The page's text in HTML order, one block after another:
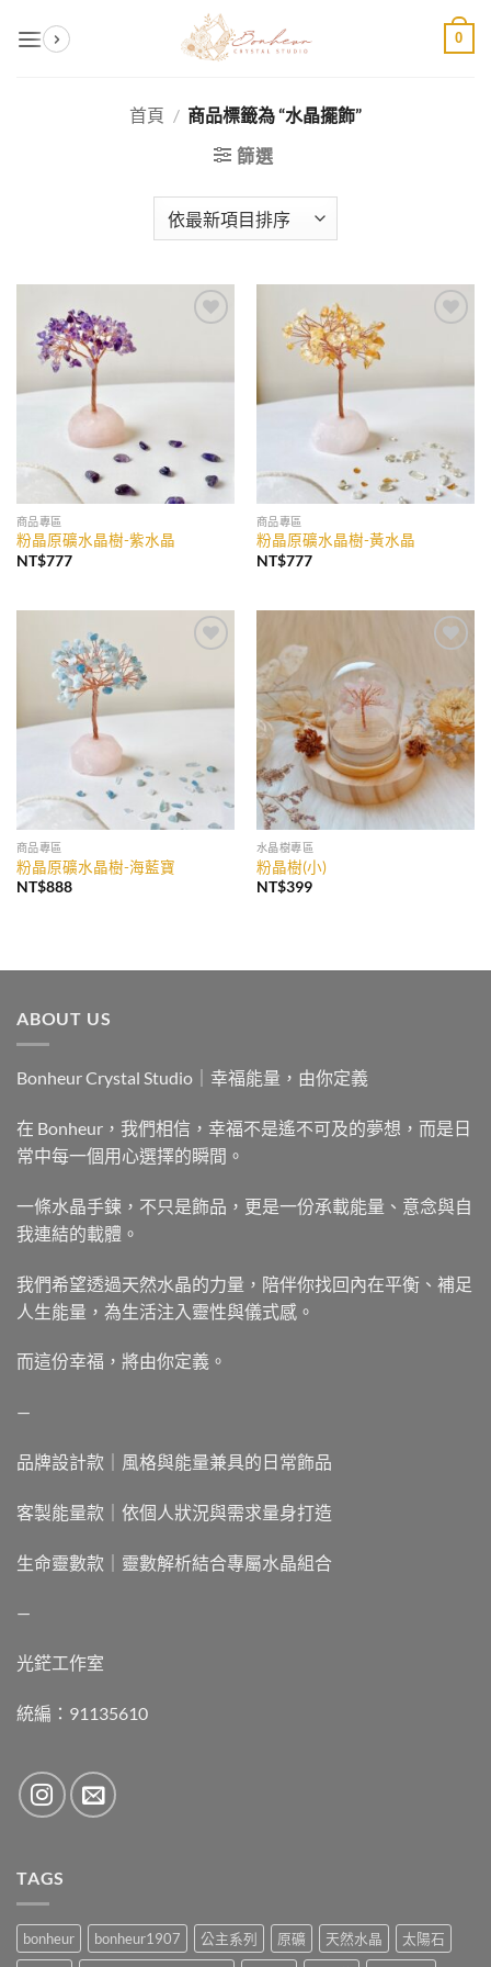
0
首頁 / 商品標籤為 “水晶擺飾”
篩選
商品專區
粉晶原礦水晶樹-紫水晶
NT$777
商品專區
粉晶原礦水晶樹-黃水晶
NT$777
商品專區
粉晶原礦水晶樹-海藍寶
NT$888
水晶樹專區
粉晶樹(小)
NT$399
ABOUT US
Bonheur Crystal Studio｜幸福能量，由你定義
在 Bonheur，我們相信，幸福不是遙不可及的夢想，而是日
常中每一個用心選擇的瞬間。
一條水晶手鍊，不只是飾品，更是一份承載能量、意念與自
我連結的載體。
我們希望透過天然水晶的力量，陪伴你找回內在平衡、補足
人生能量，為生活注入靈性與儀式感。
而這份幸福，將由你定義。
—
品牌設計款｜風格與能量兼具的日常飾品
客製能量款｜依個人狀況與需求量身打造
生命靈數款｜靈數解析結合專屬水晶組合
—
光鋩工作室
統編：91135610
TAGS
bonheur bonheur1907 公主系列 原礦 天然水晶
太陽石